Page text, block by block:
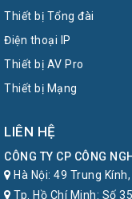
Thiết bị Tổng đài
Điện thoại IP
Thiết bị AV Pro
Thiết bị Mạng
LIÊN HỆ
CÔNG TY CP CÔNG
Hà Nội: 49 Trung
Tp. Hồ Chí Minh: Số